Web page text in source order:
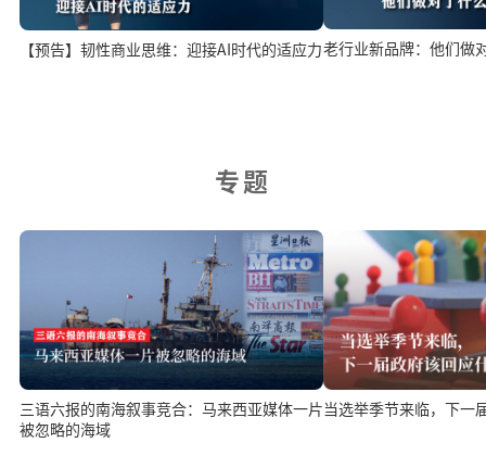
【预告】韧性商业思维：迎接AI时代的适应力老行业新品牌：他们做
专题
三语六报的南海叙事竞合：马来西亚媒体一片
被忽略的海域
当选举季节来临，下一